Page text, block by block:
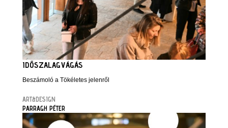
IDŐSZALAGVÁGÁS
Beszámoló a Tökéletes jelenről
ART&DESIGN
PARRAGH PÉTER